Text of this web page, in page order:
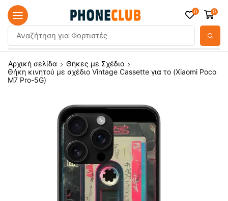
Αναζήτηση για Φορτιστές
0 0
Αρχική σελίδα
Θήκες με Σχέδιο
Θήκη κινητού με σχέδιο Vintage Cassette για το (Xiaomi Poco
M7 Pro-5G)